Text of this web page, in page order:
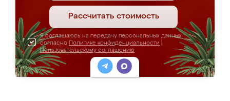
Рассчитать стоимость
Я соглашаюсь на передачу персональных данных
согласно Политике конфиденциальности
Пользовательскому соглашению